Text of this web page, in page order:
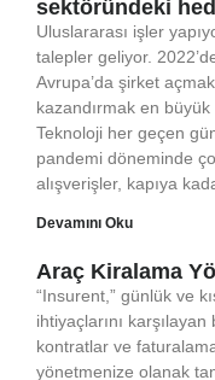
sektöründeki
Uluslararası işler
talepler geliyor.
Avrupa’da şirket
kazandırmak en
Teknoloji her geçen
pandemi döneminde
alışverişler, kapıya
Devamını Oku
Araç Kiralama
“Insurent,” günlük ve
ihtiyaçlarını karşılayan
kontratlar ve
yönetmenize olanak